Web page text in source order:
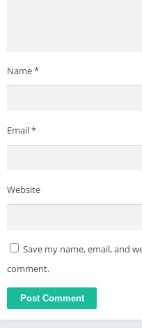
Name*
Email*
Website
Save my name, email, and
comment.